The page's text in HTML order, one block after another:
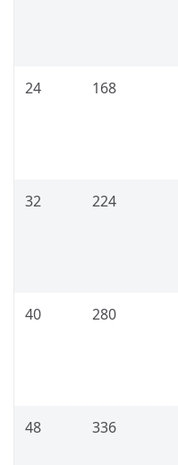
24 168
32 224
40 280
48 336